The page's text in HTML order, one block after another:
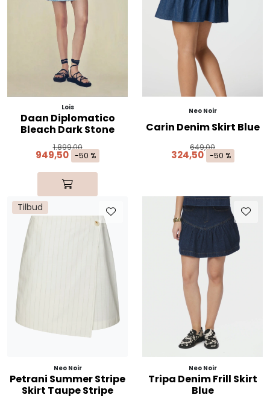
Lois
Daan Diplomatico
Bleach Dark Stone
1.899,00
949,50 -50 %
Neo Noir
Carin Denim Skirt Blue
649,00
324,50 -50 %
Tilbud
Neo Noir
Petrani Summer Stripe
Skirt Taupe Stripe
Neo Noir
Tripa Denim Frill Skirt
Blue
Outlet